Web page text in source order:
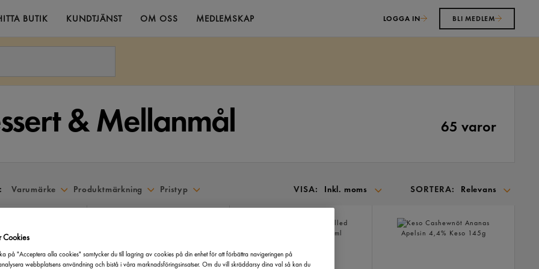
BUTIK KUNDTJÄNST OM OSS MEDLEMSKAP LOGGA IN BLI MEDLEM
& Mellanmål 65 varor
Varumärke Produktmärkning Pristyp VISA: Inkl. moms SORTERA: Relevans
PÅ:
Pink Lemonade Risifrutti
Risifrutti175g
Caramel Macchi Chilled
Coffee
Cookies
på "Acceptera alla cookies" samtycker du till lagring av cookies på din enhet för att förbättra navigeringen på
webbplatsens användning och bistå i våra marknadsföringsinsatser. Om du vill skräddarsy dina val så kan du